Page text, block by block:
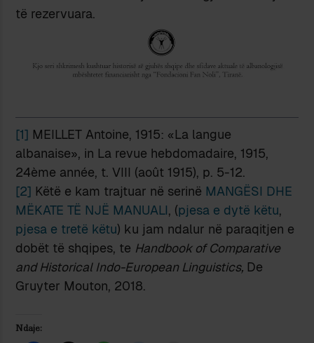
të rezervuara.
[1] MEILLET Antoine, 1915: «La langue
albanaise», in La revue hebdomadaire, 1915,
24ème année, t. VIII (août 1915), p. 5-12.
[2] Këtë e kam trajtuar në serinë MANGËSI DHE
MËKATE TË NJË MANUALI, (pjesa e dytë këtu,
pjesa e tretë këtu) ku jam ndalur në paraqitjen e
dobët të shqipes, te Handbook of Comparative
and Historical Indo-European Linguistics, De
Gruyter Mouton, 2018.
Ndaje: